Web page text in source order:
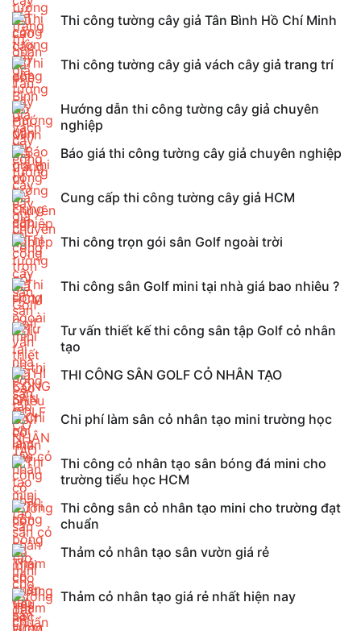
Thi công tường cây giả Tân Bình Hồ Chí Minh
Thi công tường cây giả vách cây giả trang trí
Hướng dẫn thi công tường cây giả chuyên
nghiệp
Báo giá thi công tường cây giả chuyên nghiệp
Cung cấp thi công tường cây giả HCM
Thi công trọn gói sân Golf ngoài trời
Thi công sân Golf mini tại nhà giá bao nhiêu ?
Tư vấn thiết kế thi công sân tập Golf cỏ nhân
tạo
THI CÔNG SÂN GOLF CỎ NHÂN TẠO
Chi phí làm sân cỏ nhân tạo mini trường học
Thi công cỏ nhân tạo sân bóng đá mini cho
trường tiểu học HCM
Thi công sân cỏ nhân tạo mini cho trường đạt
chuẩn
Thảm cỏ nhân tạo sân vườn giá rẻ
Thảm cỏ nhân tạo giá rẻ nhất hiện nay